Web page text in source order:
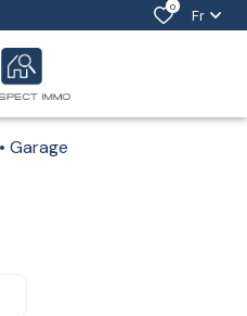
0 Fr
Garage